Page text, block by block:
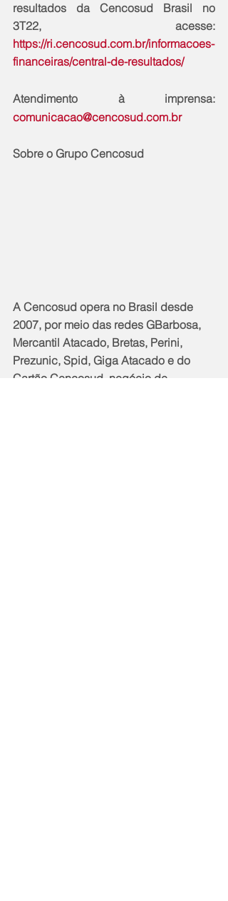
resultados da Cencosud Brasil no
https://ri.cencosud.com.br/informacoes-
financeiras/central-de-resultados/
comunicacao@cencosud.com.br
Sobre o Grupo Cencosud
A Cencosud opera no Brasil desde
2007, por meio das redes GBarbosa,
Mercantil Atacado, Bretas, Perini,
Prezunic, Spid, Giga Atacado e do
Cartão Cencosud, negócio de